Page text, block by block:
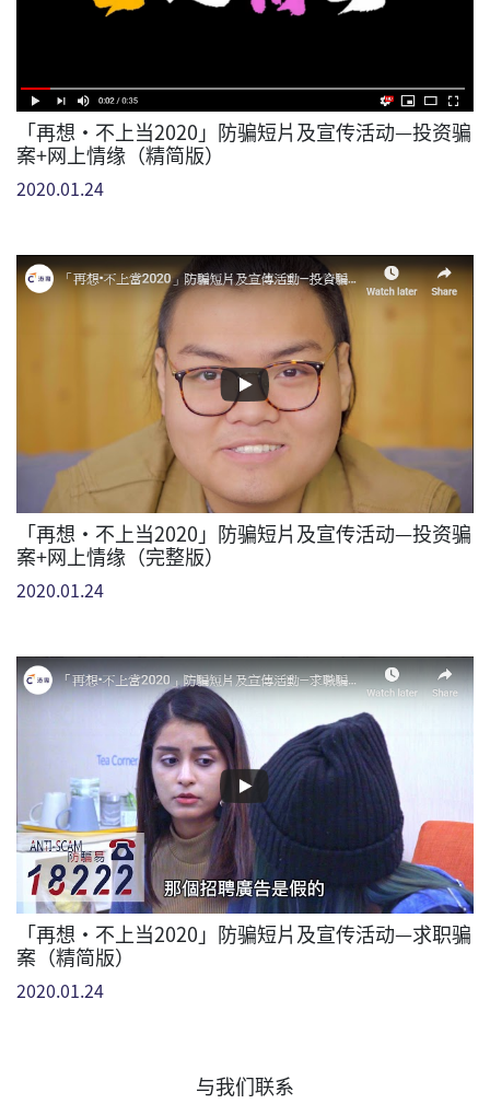
「再想•不上当2020」防骗短片及宣传活动—投资骗
案+网上情缘（精简版）
2020.01.24
「再想•不上当2020」防骗短片及宣传活动—投资骗
案+网上情缘（完整版）
2020.01.24
「再想•不上当2020」防骗短片及宣传活动—求职骗
案（精简版）
2020.01.24
与我们联系